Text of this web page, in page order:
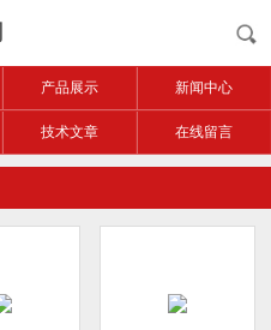
产品展示 新闻中心
技术文章 在线留言